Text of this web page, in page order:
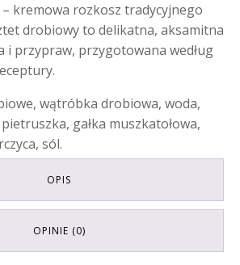
kremowa rozkosz tradycyjnego
drobiowy to delikatna, aksamitna
i przypraw, przygotowana według
wątróbka drobiowa, woda,
gałka muszkatołowa,
sól.
OPIS
OPINIE (0)